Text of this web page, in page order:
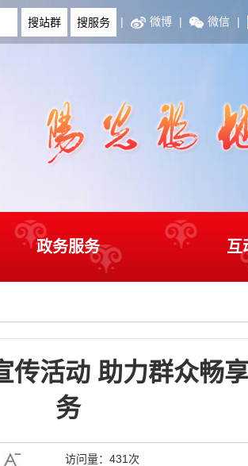
| 微博 | 微信 |
政务服务 互
传活动 助力群众畅
务
访问量： 431次